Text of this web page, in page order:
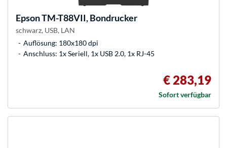
EpsonTM-T88VII, Bondrucker
schwarz, USB, LAN
Auflösung: 180x180 dpi
Anschluss: 1x Seriell, 1x USB 2.0, 1x RJ-45
€ 283,19
Sofort verfügbar